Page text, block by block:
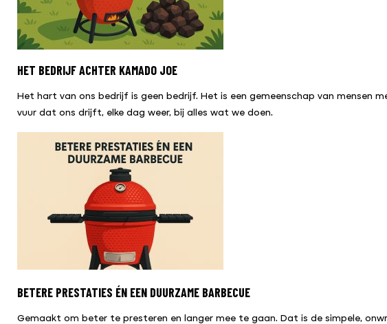
HET BEDRIJF ACHTER KAMADO JOE
Het hart van ons bedrijf is geen bedrijf. Het is een gemeenschap van mensen
vuur dat ons drijft, elke dag weer, bij alles wat we doen.
BETERE PRESTATIES ÉN EEN DUURZAME BARBECUE
Gemaakt om beter te presteren en langer mee te gaan. Dat is de simpele,